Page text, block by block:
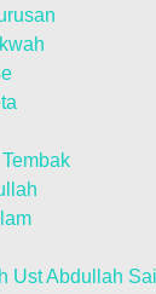
Ust Abdullah